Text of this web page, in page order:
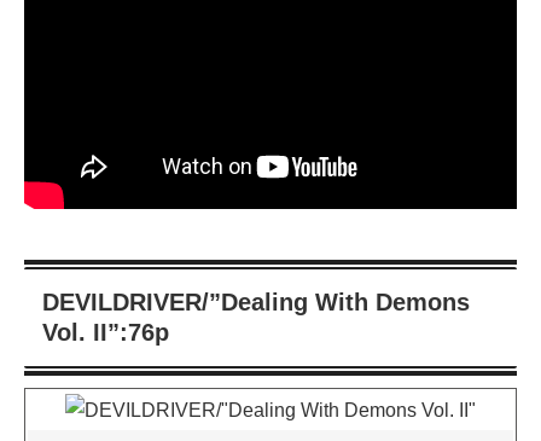
DEVILDRIVER/”Dealing With Demons
Vol. II”:76p